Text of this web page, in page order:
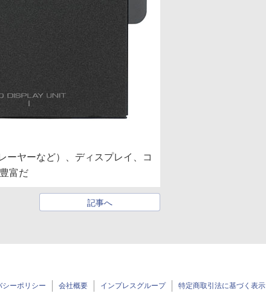
ーヤーなど）、ディスプレイ、コ
富だ
記事へ
シーポリシー 会社概要 インプレスグループ 特定商取引法に基づく表示